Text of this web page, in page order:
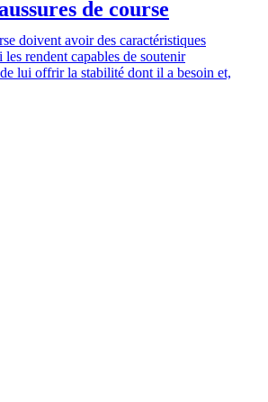
de course
doivent avoir des caractéristiques
les rendent capables de soutenir
lui offrir la stabilité dont il a besoin et,